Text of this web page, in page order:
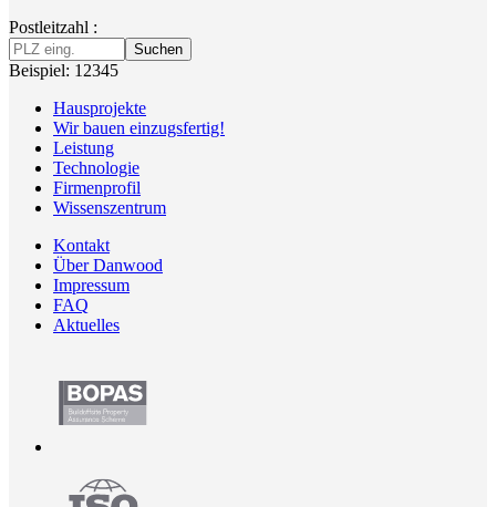
Postleitzahl :
Suchen
Beispiel: 12345
Hausprojekte
Wir bauen einzugsfertig!
Leistung
Technologie
Firmenprofil
Wissenszentrum
Kontakt
Über Danwood
Impressum
FAQ
Aktuelles